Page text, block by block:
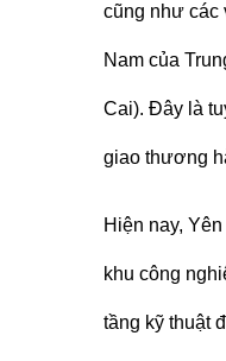
cũng như các
Nam của
Cai). Đây là
giao thương
Hiện nay,
khu công
tầng kỹ thuật